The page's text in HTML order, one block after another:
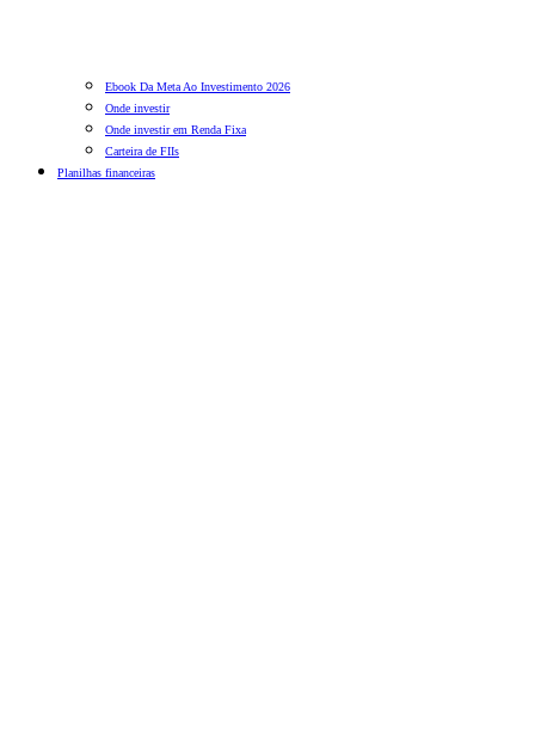
Ebook Da Meta Ao Investimento 2026
Onde investir
Onde investir em Renda Fixa
Carteira de FIIs
Planilhas financeiras